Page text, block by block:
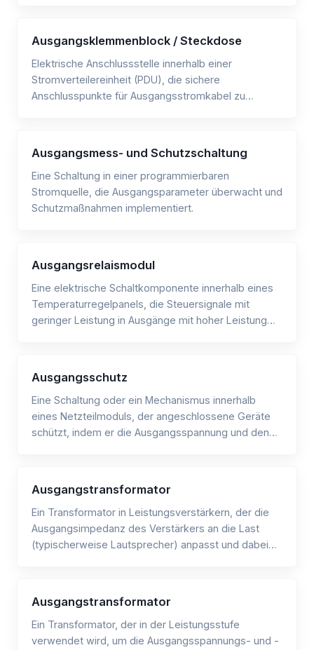
Ausgangsklemmenblock / Steckdose
Elektrische Anschlussstelle innerhalb einer
Stromverteilereinheit (PDU), die sichere
Anschlusspunkte für Ausgangsstromkabel zu
Ausgangsmess- und Schutzschaltung
Eine Schaltung in einer programmierbaren
Stromquelle, die Ausgangsparameter überwacht und
Schutzmaßnahmen implementiert.
Ausgangsrelaismodul
Eine elektrische Schaltkomponente innerhalb eines
Temperaturregelpanels, die Steuersignale mit
geringer Leistung in Ausgänge mit hoher Leistung
Ausgangsschutz
Eine Schaltung oder ein Mechanismus innerhalb
eines Netzteilmoduls, der angeschlossene Geräte
schützt, indem er die Ausgangsspannung und den
Ausgangstransformator
Ein Transformator in Leistungsverstärkern, der die
Ausgangsimpedanz des Verstärkers an die Last
(typischerweise Lautsprecher) anpasst und dabei
Ausgangstransformator
Ein Transformator, der in der Leistungsstufe
verwendet wird, um die Ausgangsspannungs- und -